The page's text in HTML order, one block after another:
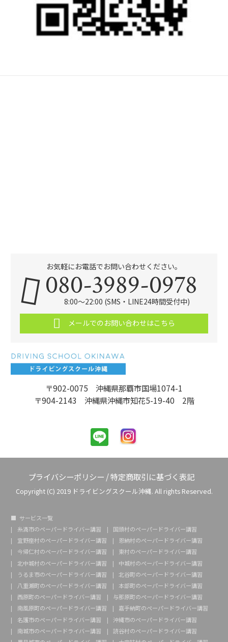
〒902-0075 沖縄県那覇市国場1074-1
〒904-2143 沖縄県沖縄市知花5-19-40 2階
お気軽にお電話でお問い合わせください。
080-3989-0978
8:00～22:00 (SMS・LINE24時間受付中)
メールでのお問い合わせはこちら
プライバシーポリシー /特定商取引に基づく表記
Copyright (C) 2019 ドライビングスクール沖縄. All rights Reserved.
サービス一覧
糸満市のペーパードライバー講習
国頭村のペーパードライバー講習
宜野座村のペーパードライバー講習
恩納村のペーパードライバー講習
今帰仁村のペーパードライバー講習
東村のペーパードライバー講習
北中城村のペーパードライバー講習
中城村のペーパードライバー講習
うるま市のペーパードライバー講習
北谷町のペーパードライバー講習
八重瀬町のペーパードライバー講習
本部町のペーパードライバー講習
西原町のペーパードライバー講習
与那原町のペーパードライバー講習
南風原町のペーパードライバー講習
嘉手納町のペーパードライバー講習
名護市のペーパードライバー講習
沖縄市のペーパードライバー講習
南城市のペーパードライバー講習
読谷村のペーパードライバー講習